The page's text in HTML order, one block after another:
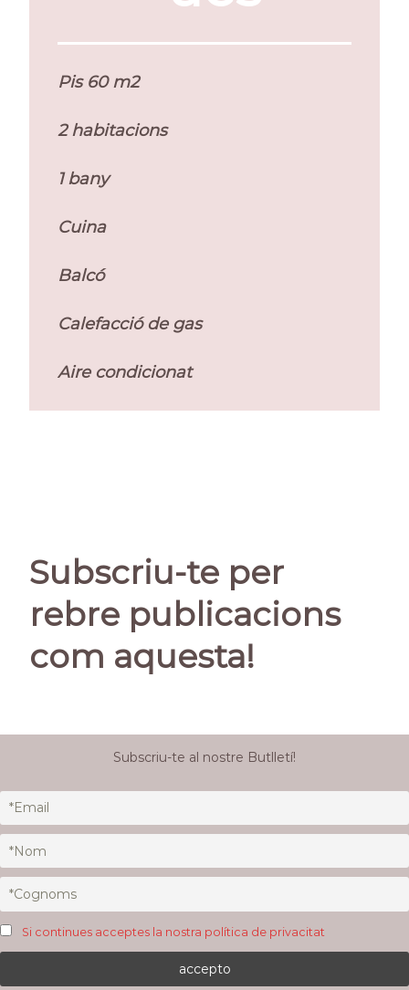
Pis 60 m2
2 habitacions
1 bany
Cuina
Balcó
Calefacció de gas
Aire condicionat
Subscriu-te per
rebre publicacions
com aquesta!
Subscriu-te al nostre Butlletí!
Si continues acceptes la nostra política de privacitat